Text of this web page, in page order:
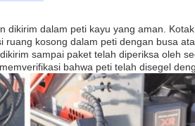
dikirim dalam peti kayu yang aman.
ruang kosong dalam peti dengan busa
sampai paket telah diperiksa oleh
bahwa peti telah disegel